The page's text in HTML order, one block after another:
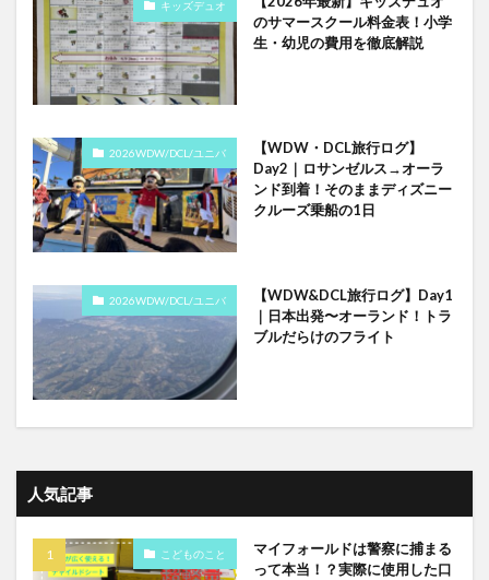
キッズデュオ
のサマースクール料金表！小学
生・幼児の費用を徹底解説
2026WDW/DCL/ユニバ
【WDW・DCL旅行ログ】
Day2｜ロサンゼルス→オーラ
ンド到着！そのままディズニー
クルーズ乗船の1日
2026WDW/DCL/ユニバ
【WDW&DCL旅行ログ】Day1
｜日本出発〜オーランド！トラ
ブルだらけのフライト
人気記事
こどものこと
マイフォールドは警察に捕まる
って本当！？実際に使用した口